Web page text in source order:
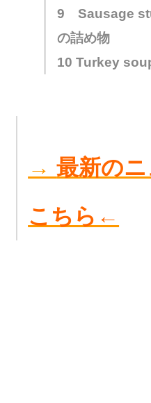
9 Sausage
の詰め物
10 Turkey
→最新の
こちら←